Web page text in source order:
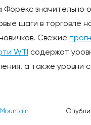
Форекс значительно
шаги в торговле
Свежие
WTI содержат
а также уровни
Mountain